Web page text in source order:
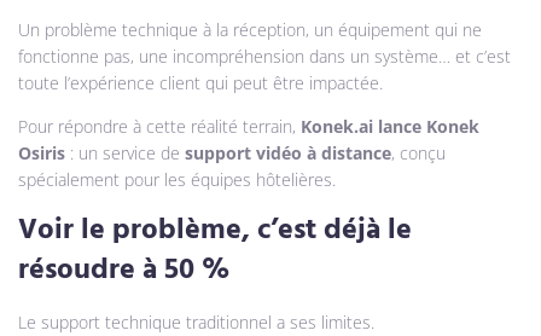
Un problème technique à la réception, un équipement qui ne
fonctionne pas, une incompréhension dans un système… et c’est
toute l’expérience client qui peut être impactée.
Pour répondre à cette réalité terrain, Konek.ai lance Konek
Osiris : un service de support vidéo à distance, conçu
spécialement pour les équipes hôtelières.
Voir le problème, c’est déjà le
résoudre à 50 %
Le support technique traditionnel a ses limites.